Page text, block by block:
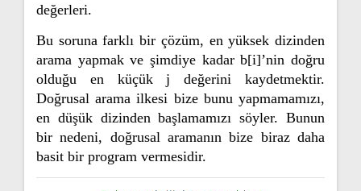
değerleri.
Bu soruna farklı bir çözüm, en yüksek dizinden
arama yapmak ve şimdiye kadar b[i]’nin doğru
olduğu en küçük j değerini kaydetmektir.
Doğrusal arama ilkesi bize bunu yapmamamızı,
en düşük dizinden başlamamızı söyler. Bunun
bir nedeni, doğrusal aramanın bize biraz daha
basit bir program vermesidir.